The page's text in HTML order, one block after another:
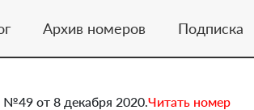
Архив номеров Подписка
№49 от 8 декабря 2020.Читать номер